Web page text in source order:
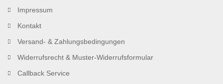
Impressum
Kontakt
Versand- & Zahlungsbedingungen
Widerrufsrecht & Muster-Widerrufsformular
Callback Service